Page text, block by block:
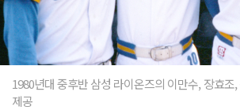
1980년대 중후반 삼성 라이온즈의 이만수, 장효조
제공